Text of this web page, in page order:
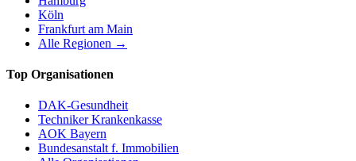
Köln
Frankfurt am Main
Alle Regionen →
Top Organisationen
DAK-Gesundheit
Techniker Krankenkasse
AOK Bayern
Bundesanstalt f. Immobilien